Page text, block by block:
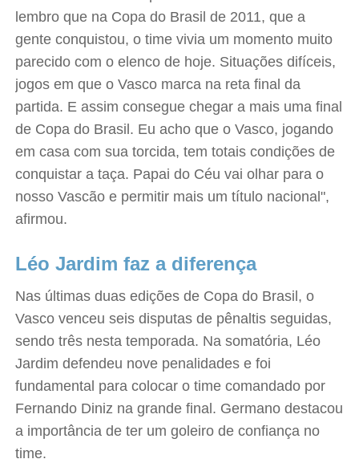
lembro que na Copa do Brasil de 2011, que a
gente conquistou, o time vivia um momento muito
parecido com o elenco de hoje. Situações difíceis,
jogos em que o Vasco marca na reta final da
partida. E assim consegue chegar a mais uma final
de Copa do Brasil. Eu acho que o Vasco, jogando
em casa com sua torcida, tem totais condições de
conquistar a taça. Papai do Céu vai olhar para o
nosso Vascão e permitir mais um título nacional",
afirmou.
Léo Jardim faz a diferença
Nas últimas duas edições de Copa do Brasil, o
Vasco venceu seis disputas de pênaltis seguidas,
sendo três nesta temporada. Na somatória, Léo
Jardim defendeu nove penalidades e foi
fundamental para colocar o time comandado por
Fernando Diniz na grande final. Germano destacou
a importância de ter um goleiro de confiança no
time.